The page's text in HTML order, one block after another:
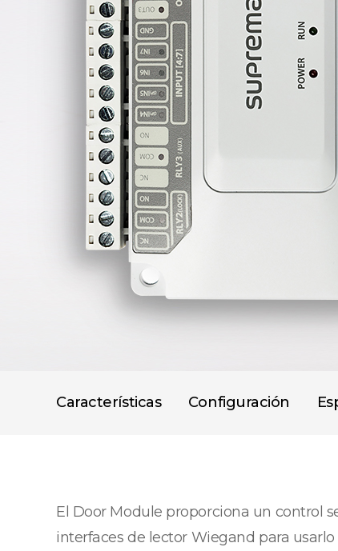
Características Configuración
El Door Module proporciona un control
interfaces de lector Wiegand para